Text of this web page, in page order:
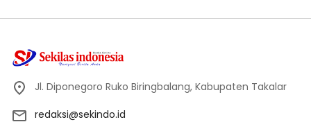
Jl. Diponegoro Ruko Biringbalang, Kabupaten Takalar
redaksi@sekindo.id